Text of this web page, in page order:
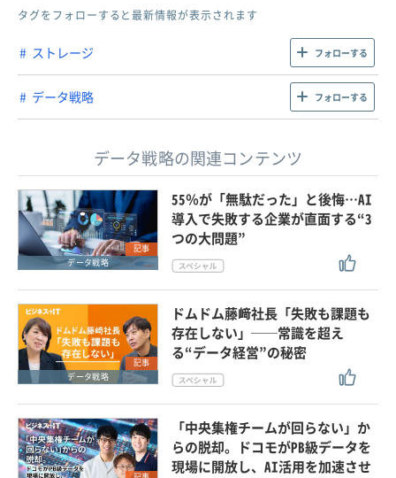
タグをフォローすると最新情報が表示されます
ストレージ フォローする
データ戦略 フォローする
データ戦略の関連コンテンツ
記事
データ戦略
55％が「無駄だった」と後悔…AI
導入で失敗する企業が直面する“3
つの大問題”
記事
データ戦略
ドムドム藤﨑社長「失敗も課題も
存在しない」──常識を超え
る“データ経営”の秘密
「中央集権チームが回らない」か
らの脱却。ドコモがPB級データを
現場に開放し、AI活用を加速させ